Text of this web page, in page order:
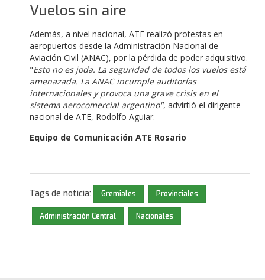
Vuelos sin aire
Además, a nivel nacional, ATE realizó protestas en
aeropuertos desde la Administración Nacional de
Aviación Civil (ANAC), por la pérdida de poder adquisitivo.
"Esto no es joda. La seguridad de todos los vuelos está
amenazada. La ANAC incumple auditorías
internacionales y provoca una grave crisis en el
sistema aerocomercial argentino", advirtió el dirigente
nacional de ATE, Rodolfo Aguiar.
Equipo de Comunicación ATE Rosario
Tags de noticia: Gremiales Provinciales
Administración Central Nacionales